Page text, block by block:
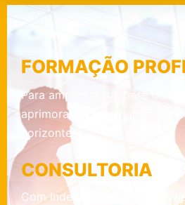
FORMAÇÃO
Para ampliar a sua base de
aprimorar as suas
horizontes.
CONSULTORIA
Com Independência.